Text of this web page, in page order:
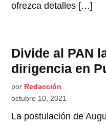
ofrezca detalles […]
Divide al PAN
dirigencia en
por Redacción
octubre 10, 2021
La postulación de